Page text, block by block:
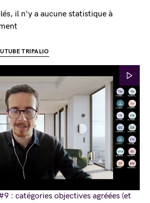
il n'y a aucune statistique à
TRIPALIO
: catégories objectives agréées (et